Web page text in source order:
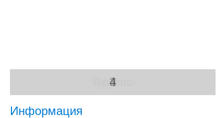
Дети
Чтение
Туристы
Весело
1
2
3
4
Информация